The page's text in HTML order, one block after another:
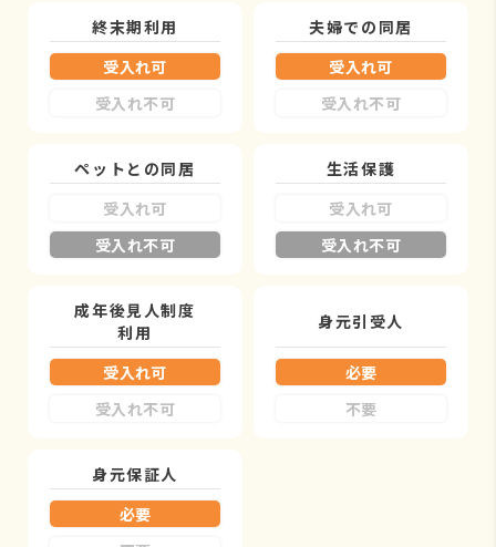
終末期利用
受入れ可
受入れ不可
夫婦での同居
受入れ可
受入れ不可
ペットとの同居
受入れ可
受入れ不可
生活保護
受入れ可
受入れ不可
成年後見人制度
利用
受入れ可
受入れ不可
身元引受人
必要
不要
身元保証人
必要